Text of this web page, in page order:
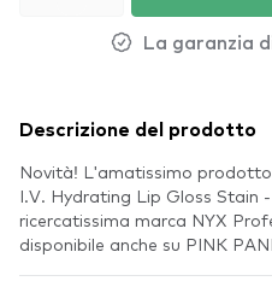
La garanzia
Descrizione del prodotto
Novità! L'amatissimo
I.V. Hydrating Lip Gloss Stain
ricercatissima marca NYX
disponibile anche su PINK